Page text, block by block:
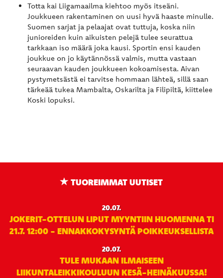
Totta kai Liigamaailma kiehtoo myös itseäni.
Joukkueen rakentaminen on uusi hyvä haaste minulle.
Suomen sarjat ja pelaajat ovat tuttuja, koska niin
junioreiden kuin aikuisten pelejä tulee seurattua
tarkkaan iso määrä joka kausi. Sportin ensi kauden
joukkue on jo käytännössä valmis, mutta vastaan
seuraavan kauden joukkueen kokoamisesta. Aivan
pystymetsästä ei tarvitse hommaan lähteä, sillä saan
tärkeää tukea Mambalta, Oskarilta ja Filipiltä, kiittelee
Koski lopuksi.
TUOREIMMAT UUTISET
20.07.
JOKERIT-OTTELUN LIPUT MYYNTIIN HUOMENNA TI
21.7. 12:00 - ENNAKKOKYSYNTÄ POIKKEUKSELLISTA
20.07.
TULE MUKAAN ILMAISEEN
LIIKUNTALEIKKIKOULUUN KESÄ-HEINÄKUUSSA!